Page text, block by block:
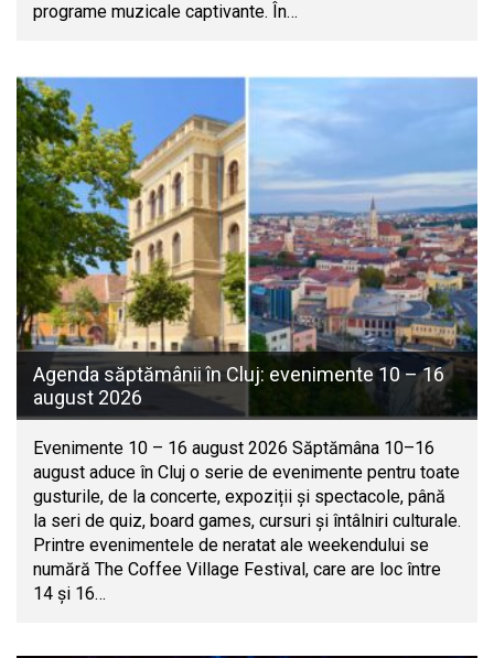
programe muzicale captivante. În…
Agenda săptămânii în Cluj: evenimente 10 – 16
august 2026
Evenimente 10 – 16 august 2026 Săptămâna 10–16
august aduce în Cluj o serie de evenimente pentru toate
gusturile, de la concerte, expoziții și spectacole, până
la seri de quiz, board games, cursuri și întâlniri culturale.
Printre evenimentele de neratat ale weekendului se
numără The Coffee Village Festival, care are loc între
14 și 16…